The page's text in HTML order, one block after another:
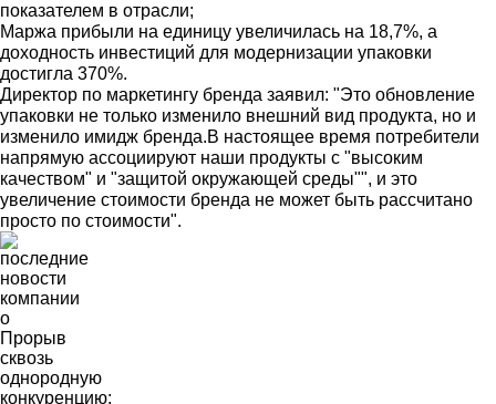
показателем в отрасли;
Маржа прибыли на единицу увеличилась на 18,7%, а
доходность инвестиций для модернизации упаковки
достигла 370%.
Директор по маркетингу бренда заявил: "Это обновление
упаковки не только изменило внешний вид продукта, но и
изменило имидж бренда.В настоящее время потребители
напрямую ассоциируют наши продукты с "высоким
качеством" и "защитой окружающей среды"", и это
увеличение стоимости бренда не может быть рассчитано
просто по стоимости".